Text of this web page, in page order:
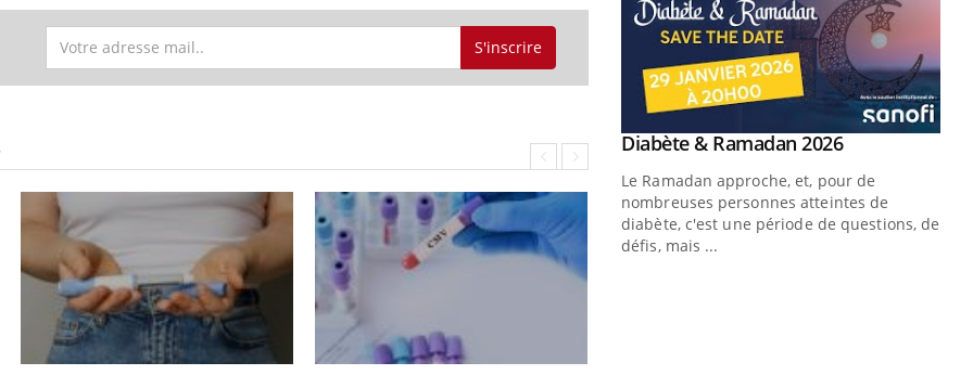
S'inscrire
Chronique des Mains : se
pour l’été !Youtube
arrive… et avec lui, un tout nouveau
de vie ! Vacances, plage, piscine,
activités en plein air… Nos mains
Youtube
Diabète & Ramadan 2026Youtube
Le Ramadan approche, et, pour de
nombreuses personnes atteintes de
diabète, c'est une période de questions, de
défis, mais ...